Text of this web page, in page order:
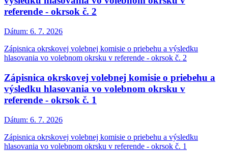
referende - okrsok č. 2
Dátum: 6. 7. 2026
Zápisnica okrskovej volebnej komisie o priebehu a výsledku
hlasovania vo volebnom okrsku v referende - okrsok č. 2
Zápisnica okrskovej volebnej komisie o priebehu a
výsledku hlasovania vo volebnom okrsku v
referende - okrsok č. 1
Dátum: 6. 7. 2026
Zápisnica okrskovej volebnej komisie o priebehu a výsledku
hlasovania vo volebnom okrsku v referende - okrsok č. 1